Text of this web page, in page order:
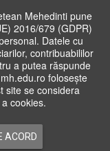
Mehedinti pune
2016/679 (GDPR)
Datele cu
contribuabililor
a putea răspunde
folosește
site se considera
cookies.
ACORD